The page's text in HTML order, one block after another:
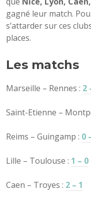
gagné leur match.
s’attarder sur ces
places.
Les matchs
Marseille – Rennes : 2
Saint-Etienne –
Reims – Guingamp : 0
Lille – Toulouse : 1 – 0
Caen – Troyes : 2 – 1